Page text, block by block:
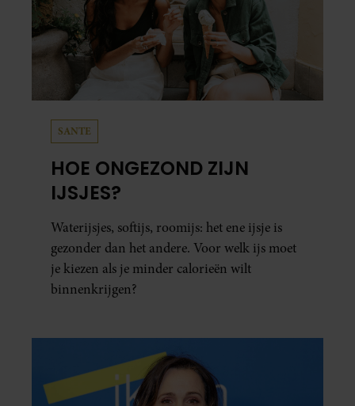
SANTE
HOE ONGEZOND ZIJN
IJSJES?
Waterijsjes, softijs, roomijs: het ene ijsje is
gezonder dan het andere. Voor welk ijs moet
je kiezen als je minder calorieën wilt
binnenkrijgen?